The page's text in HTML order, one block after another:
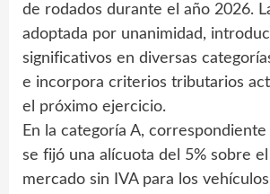
de rodados durante el año 2026.
adoptada por unanimidad,
significativos en diversas
e incorpora criterios tributarios
el próximo ejercicio.
En la categoría A,
se fijó una alícuota del 5% sobre
mercado sin IVA para los